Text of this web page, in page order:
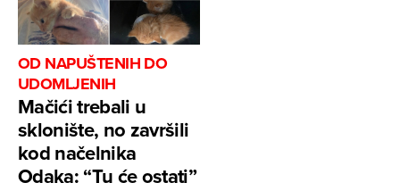
OD NAPUŠTENIH DO
UDOMLJENIH
Mačići trebali u
sklonište, no završili
kod načelnika
Odaka: “Tu će ostati”